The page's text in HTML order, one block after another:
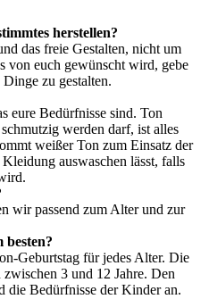
herstellen?
das freie Gestalten, nicht um
von euch gewünscht wird, gebe
zu gestalten.
eure Bedürfnisse sind. Ton
werden darf, ist alles
weißer Ton zum Einsatz der
auswaschen lässt, falls
wir passend zum Alter und zur
besten?
Geburtstag für jedes Alter. Die
3 und 12 Jahre. Den
die Bedürfnisse der Kinder an.